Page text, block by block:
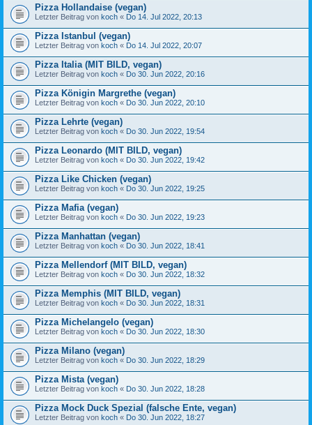
Pizza Hollandaise (vegan)
Letzter Beitrag von koch « Do 14. Jul 2022, 20:13
Pizza Istanbul (vegan)
Letzter Beitrag von koch « Do 14. Jul 2022, 20:07
Pizza Italia (MIT BILD, vegan)
Letzter Beitrag von koch « Do 30. Jun 2022, 20:16
Pizza Königin Margrethe (vegan)
Letzter Beitrag von koch « Do 30. Jun 2022, 20:10
Pizza Lehrte (vegan)
Letzter Beitrag von koch « Do 30. Jun 2022, 19:54
Pizza Leonardo (MIT BILD, vegan)
Letzter Beitrag von koch « Do 30. Jun 2022, 19:42
Pizza Like Chicken (vegan)
Letzter Beitrag von koch « Do 30. Jun 2022, 19:25
Pizza Mafia (vegan)
Letzter Beitrag von koch « Do 30. Jun 2022, 19:23
Pizza Manhattan (vegan)
Letzter Beitrag von koch « Do 30. Jun 2022, 18:41
Pizza Mellendorf (MIT BILD, vegan)
Letzter Beitrag von koch « Do 30. Jun 2022, 18:32
Pizza Memphis (MIT BILD, vegan)
Letzter Beitrag von koch « Do 30. Jun 2022, 18:31
Pizza Michelangelo (vegan)
Letzter Beitrag von koch « Do 30. Jun 2022, 18:30
Pizza Milano (vegan)
Letzter Beitrag von koch « Do 30. Jun 2022, 18:29
Pizza Mista (vegan)
Letzter Beitrag von koch « Do 30. Jun 2022, 18:28
Pizza Mock Duck Spezial (falsche Ente, vegan)
Letzter Beitrag von koch « Do 30. Jun 2022, 18:27